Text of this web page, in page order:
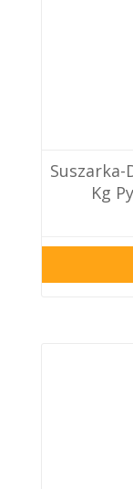
Suszarka-
Kg